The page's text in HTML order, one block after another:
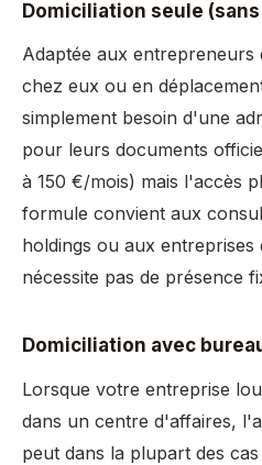
Domiciliation seule
Adaptée aux entrepreneurs
chez eux ou en
simplement besoin d'une
pour leurs documents
à 150 €/mois) mais l'accès
formule convient aux
holdings ou aux entreprises
nécessite pas de présence
Domiciliation avec
Lorsque votre entreprise
dans un centre d'affaires,
peut dans la plupart des